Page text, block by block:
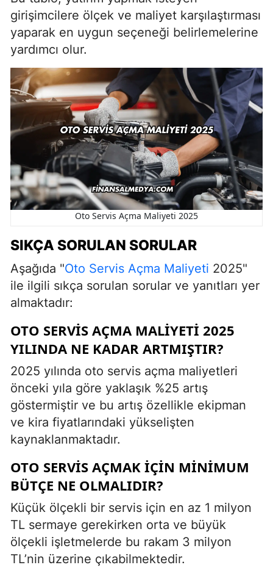
girişimcilere ölçek ve maliyet karşılaştırması
yaparak en uygun seçeneği belirlemelerine
yardımcı olur.
Oto Servis Açma Maliyeti 2025
SIKÇA SORULAN SORULAR
Aşağıda "Oto Servis Açma Maliyeti 2025"
ile ilgili sıkça sorulan sorular ve yanıtları yer
almaktadır:
OTO SERVIS AÇMA MALIYETI 2025
YILINDA NE KADAR ARTMIŞTIR?
2025 yılında oto servis açma maliyetleri
önceki yıla göre yaklaşık %25 artış
göstermiştir ve bu artış özellikle ekipman
ve kira fiyatlarındaki yükselişten
kaynaklanmaktadır.
OTO SERVIS AÇMAK IÇIN MINIMUM
BÜTÇE NE OLMALIDIR?
Küçük ölçekli bir servis için en az 1 milyon
TL sermaye gerekirken orta ve büyük
ölçekli işletmelerde bu rakam 3 milyon
TL’nin üzerine çıkabilmektedir.